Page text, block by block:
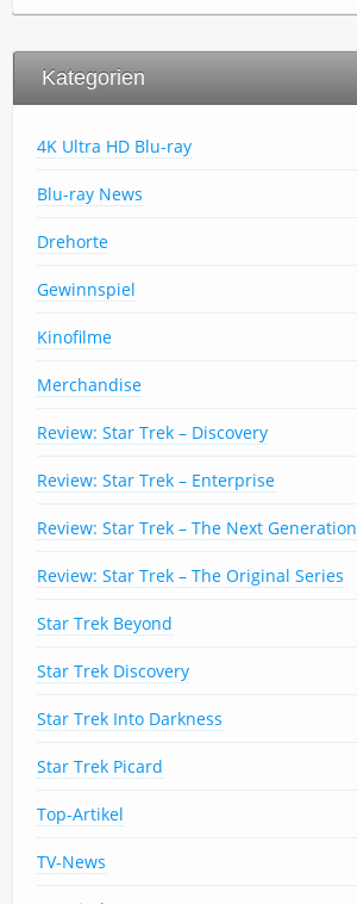
Kategorien
4K Ultra HD Blu-ray
Blu-ray News
Drehorte
Gewinnspiel
Kinofilme
Merchandise
Review: Star Trek – Discovery
Review: Star Trek – Enterprise
Review: Star Trek – The Next Generation
Review: Star Trek – The Original Series
Star Trek Beyond
Star Trek Discovery
Star Trek Into Darkness
Star Trek Picard
Top-Artikel
TV-News